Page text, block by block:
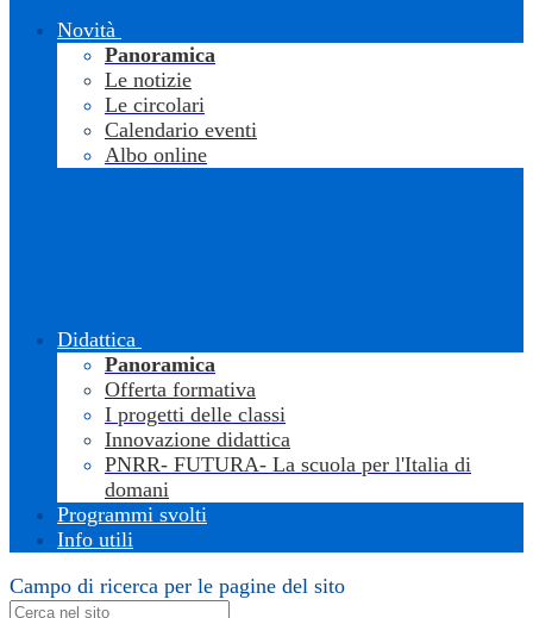
Novità
Panoramica
Le notizie
Le circolari
Calendario eventi
Albo online
Didattica
Panoramica
Offerta formativa
I progetti delle classi
Innovazione didattica
PNRR- FUTURA- La scuola per l'Italia di
domani
Programmi svolti
Info utili
Campo di ricerca per le pagine del sito